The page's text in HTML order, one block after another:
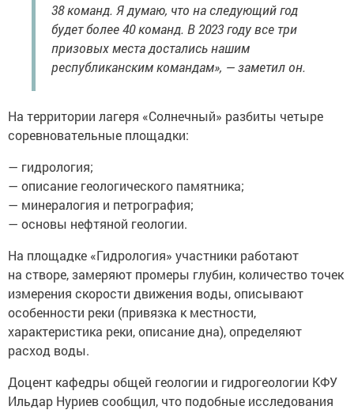
38 команд. Я думаю, что на следующий год
будет более 40 команд. В 2023 году все три
призовых места достались нашим
республиканским командам», — заметил он.
На территории лагеря «Солнечный» разбиты четыре
соревновательные площадки:
— гидрология;
— описание геологического памятника;
— минералогия и петрография;
— основы нефтяной геологии.
На площадке «Гидрология» участники работают
на створе, замеряют промеры глубин, количество точек
измерения скорости движения воды, описывают
особенности реки (привязка к местности,
характеристика реки, описание дна), определяют
расход воды.
Доцент кафедры общей геологии и гидрогеологии КФУ
Ильдар Нуриев сообщил, что подобные исследования